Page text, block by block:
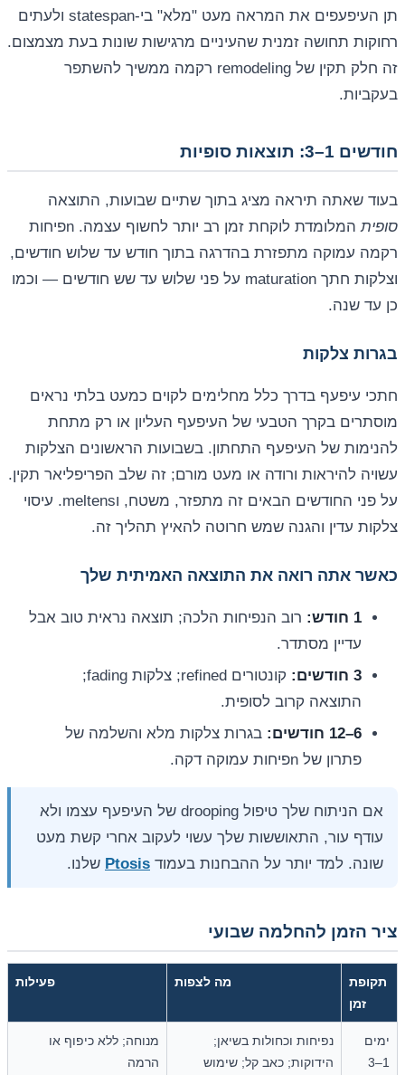
תן העיפעפים את המראה מעט "מלא" בי-statespan ולעתים
רחוקות תחושה זמנית שהעיניים מרגישות שונות בעת מצמצום.
זה חלק תקין של remodeling רקמה ממשיך להשתפר
בעקביות.
חודשים 1–3: תוצאות סופיות
בעוד שאתה תיראה מציג בתוך שתיים שבועות, התוצאה
סופית
המלומדת לוקחת זמן רב יותר לחשוף עצמה. nפיחות
רקמה עמוקה מתפזרת בהדרגה בתוך חודש עד שלוש חודשים,
וצלקות חתך maturation על פני שלוש עד שש חודשים — וכמו
כן עד שנה.
בגרות צלקות
חתכי עיפעף בדרך כלל מחלימים לקוים כמעט בלתי נראים
מוסתרים בקרך הטבעי של העיפעף העליון או רק מתחת
להנימות של העיפעף התחתון. בשבועות הראשונים הצלקות
עשויה להיראות ורודה או מעט מורם; זה שלב הפריפליאר תקין.
על פני החודשים הבאים זה מתפזר, משטח, וmeltens. עיסוי
צלקות עדין והגנה שמש חרוטה להאיץ תהליך זה.
כאשר אתה רואה את התוצאה האמיתית שלך
1 חודש:
רוב הנפיחות הלכה; תוצאה נראית טוב אבל
עדיין מסתדר.
3 חודשים:
קונטורים refined; צלקות fading;
התוצאה קרוב לסופית.
6–12 חודשים:
בגרות צלקות מלא והשלמה של
פתרון של nפיחות עמוקה דקה.
אם הניתוח שלך טיפול drooping של העיפעף עצמו ולא
עודף עור, התאוששות שלך עשוי לעקוב אחרי קשת מעט
שונה. למד יותר על ההבחנות בעמוד Ptosis שלנו.
ציר הזמן להחלמה שבועי
תקופת
זמן
מה לצפות פעילות
ימים
1–3
נפיחות וכחולות בשיאן;
הידוקות; כאב קל; שימוש
מנוחה; ללא כיפוף או
הרמה